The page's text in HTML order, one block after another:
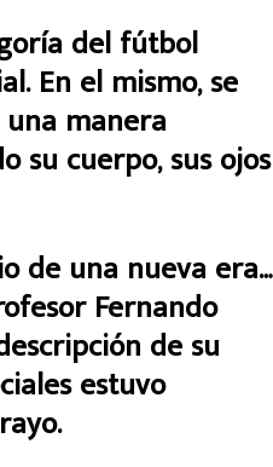
del fútbol
En el mismo, se
manera
su cuerpo, sus ojos
de una nueva era…
Fernando
de su
estuvo